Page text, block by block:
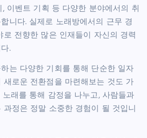
, 이벤트 기획 등 다양한 분야에서의 취
니다. 실제로 노래방에서의 근무 경
로 전향한 많은 인재들이 자신의 경력
.
는 다양한 기회를 통해 단순한 일자
새로운 전환점을 마련해보는 것도 가
노래를 통해 감정을 나누고, 사람들과
과정은 정말 소중한 경험이 될 것입니